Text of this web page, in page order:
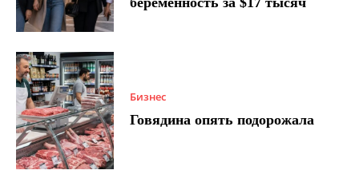
Бизнес
Говядина опять подорожала